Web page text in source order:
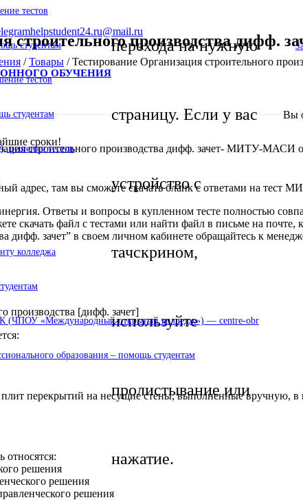
helpstudent24.ru@mail.ru
ОБУЧЕНИЯ
сроки!
перехода на нужную
страницу. Если у вас
устройство с
тачскрином,
используйте
пролистывание или
нажатие.
Вы
тестов
студентам
тестов
студентам
тестов
колледжа
(ЧПОУ «Международный открытый колледж») — centre-obr
образования – помощь студентам
строительного производства
/Товары /Тестирование Организация строительного
строительного производства дифф. зачет- МИТУ-МАСИ
адрес, там вы сможете скачать бланк с ответами на тест
Ответы и вопросы в купленном тесте полностью
скачать файл с тестами или найти файл в письме на
дифф. зачет” в своем личном кабинете обращайтесь к
производства [дифф. зачет]
перекрытий на несущие стены, выполненные вручную,
относятся:
решения
решения
решения